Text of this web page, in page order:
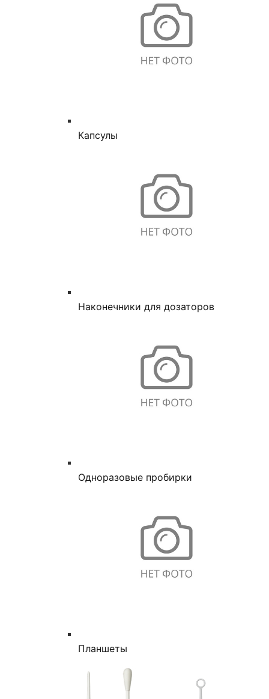
Капсулы
Наконечники для дозаторов
Одноразовые пробирки
Планшеты